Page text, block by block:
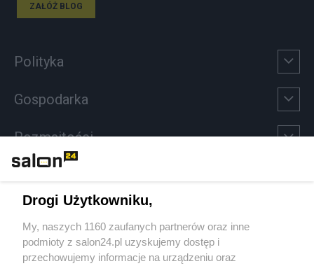
ZAŁÓŻ BLOG
Polityka
Gospodarka
Rozmaitości
Sport
Społeczeństwo
Drogi Użytkowniku,
My, naszych 1160 zaufanych partnerów oraz inne
podmioty z salon24.pl uzyskujemy dostęp i
przechowujemy informacje na urządzeniu oraz